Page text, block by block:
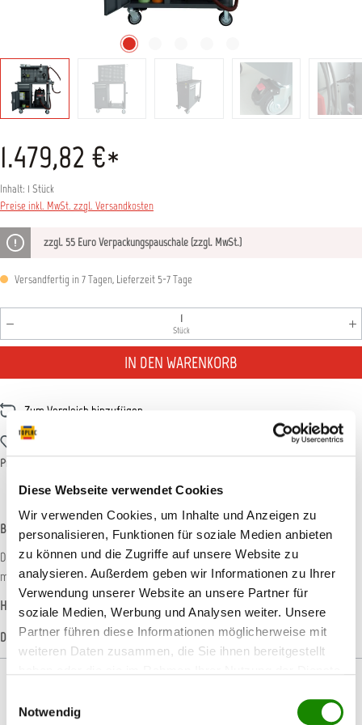
Diese Webseite verwendet Cookies
Wir verwenden Cookies, um Inhalte und Anzeigen zu
personalisieren, Funktionen für soziale Medien anbieten
zu können und die Zugriffe auf unsere Website zu
analysieren. Außerdem geben wir Informationen zu Ihrer
Verwendung unserer Website an unsere Partner für
soziale Medien, Werbung und Analysen weiter. Unsere
Partner führen diese Informationen möglicherweise mit
weiteren Daten zusammen, die Sie ihnen bereitgestellt
Notwendig
1.479,82 €*
Inhalt: 1 Stück
Preise inkl. MwSt. zzgl. Versandkosten
zzgl. 55 Euro Verpackungspauschale (zzgl. MwSt.)
Versandfertig in 7 Tagen, Lieferzeit 5-7 Tage
Produkt Anzahl: Gib den gewünschten Wert ein oder
Stück
IN DEN WARENKORB
Zum Vergleich hinzufügen
Zum Merkzettel hinzufügen
Produktnummer:
Beschreibung
Der Colad Schleifwagen Groß ist der ideale Begleiter für Ihre Werkstatt. Das
modulare Design ermöglicht es Ihnen, den Wagen…Mehr
Hersteller-Informationen
Datenblätter